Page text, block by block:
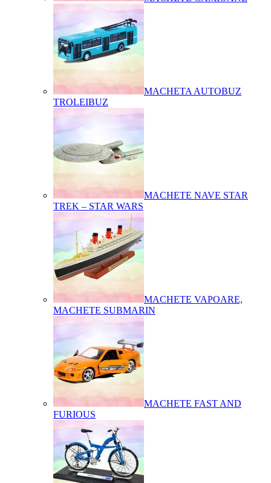
MACHETA AUTOBUZ
TROLEIBUZ
MACHETE NAVE STAR
TREK – STAR WARS
MACHETE VAPOARE,
MACHETE SUBMARIN
MACHETE FAST AND
FURIOUS